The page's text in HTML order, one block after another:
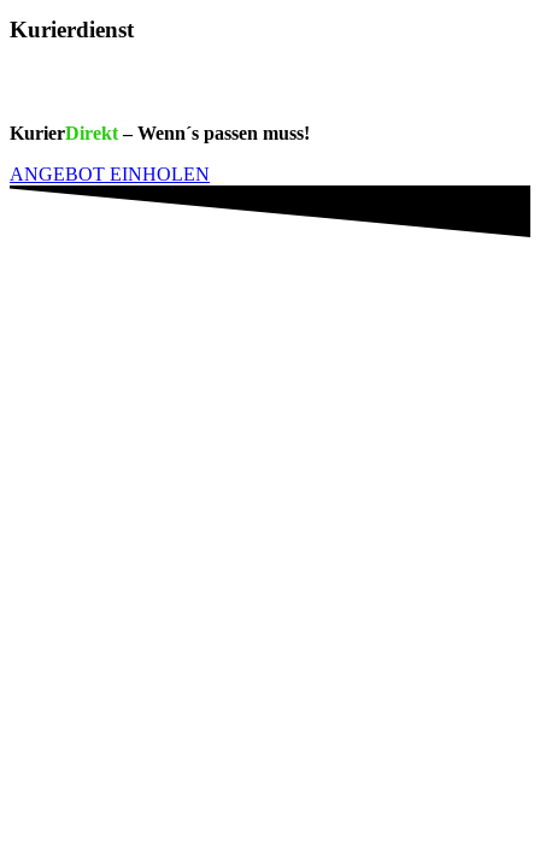
Kurierdienst
KurierDirekt– Wenn´s passen muss!
ANGEBOT EINHOLEN